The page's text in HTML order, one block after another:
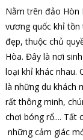
Nằm trên đảo Hòn
vương quốc khỉ tồn
đẹp, thuộc chủ
Hòa. Đây là nơi
loại khỉ khác nhau.
là những du khách
rất thông minh,
chơi bóng rổ.... Tất
những cảm giác